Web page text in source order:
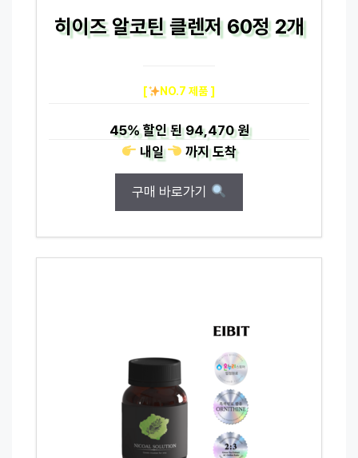
히이즈 알코틴 클렌저 60정 2개
[ NO.7 제품 ]
45%할인 된94,470 원
내일
까지도착
구매 바로가기